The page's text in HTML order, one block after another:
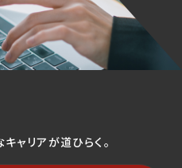
ャリアが道ひらく。